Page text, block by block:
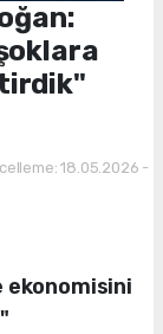
18.05.2026 -
ekonomisini